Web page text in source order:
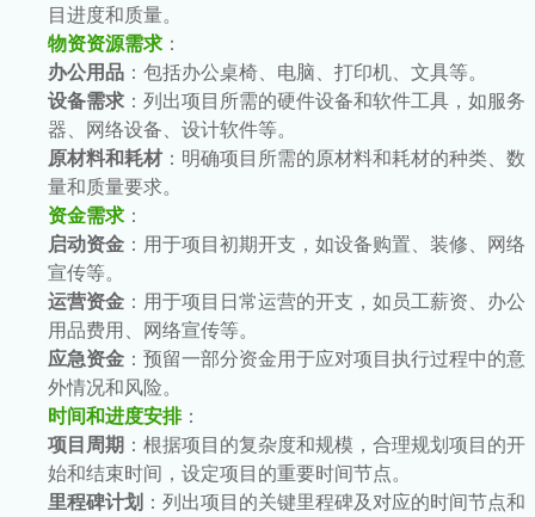
目进度和质量。
物资资源需求：
办公用品 ：包括办公桌椅、电脑、打印机、文具等。
设备需求 ：列出项目所需的硬件设备和软件工具，如服务
器、网络设备、设计软件等。
原材料和耗材 ：明确项目所需的原材料和耗材的种类、数
量和质量要求。
资金需求：
启动资金 ：用于项目初期开支，如设备购置、装修、网络
宣传等。
运营资金 ：用于项目日常运营的开支，如员工薪资、办公
用品费用、网络宣传等。
应急资金 ：预留一部分资金用于应对项目执行过程中的意
外情况和风险。
时间和进度安排：
项目周期 ：根据项目的复杂度和规模，合理规划项目的开
始和结束时间，设定项目的重要时间节点。
里程碑计划 ：列出项目的关键里程碑及对应的时间节点和